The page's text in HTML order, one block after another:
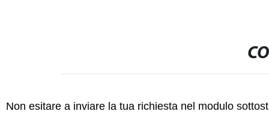
Non esitare a inviare la tua richiesta nel modulo